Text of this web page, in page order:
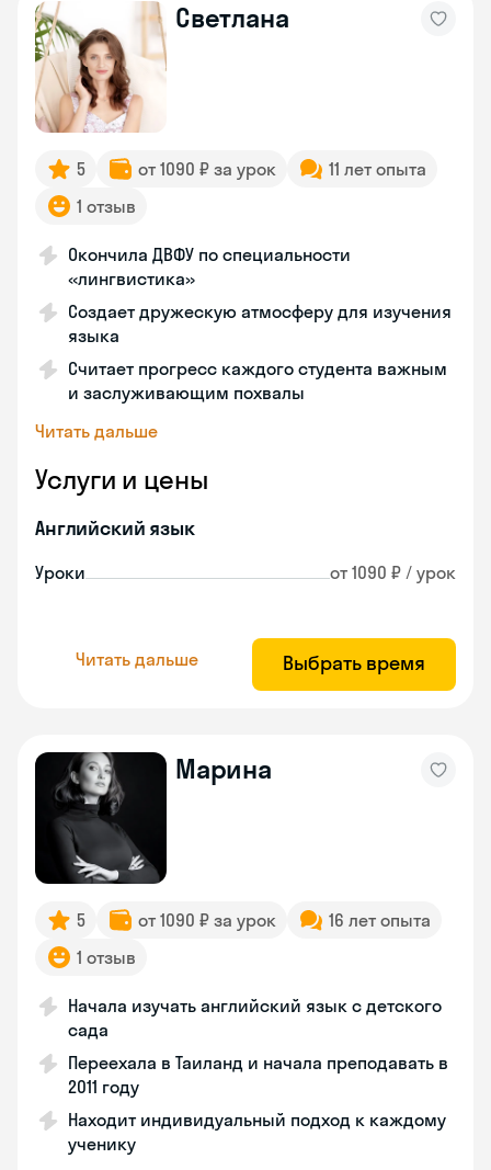
Светлана
5 от 1090 ₽ за урок
11 лет опыта
1 отзыв
Окончила ДВФУ по специальности
«лингвистика»
Создает дружескую атмосферу для изучения
языка
Считает прогресс каждого студента важным
и заслуживающим похвалы
Читать дальше
Услуги и цены
Английский язык
Уроки от 1090 ₽ / урок
Читать дальше Выбрать время
Марина
5 от 1090 ₽ за урок
16 лет опыта
1 отзыв
Начала изучать английский язык с детского
сада
Переехала в Таиланд и начала преподавать в
2011 году
Находит индивидуальный подход к каждому
ученику